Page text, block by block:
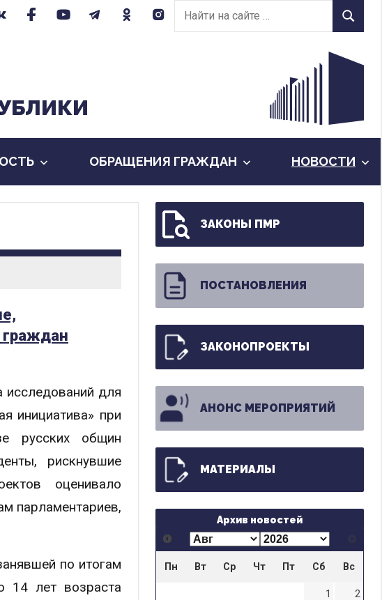
Найти
на
Найти
ОБРАЩЕНИЯ ГРАЖДАН НОВОСТИ
граждан
исследований для
инициатива» при
русских общин
рискнувшие
оценивало
парламентариев,
по итогам
14 лет возраста
ЗАКОНЫ ПМР
ПОСТАНОВЛЕНИЯ
ЗАКОНОПРОЕКТЫ
АНОНС МЕРОПРИЯТИЙ
МАТЕРИАЛЫ
Архив новостей
Пн Вт Ср Чт Пт Сб Вс
1
2